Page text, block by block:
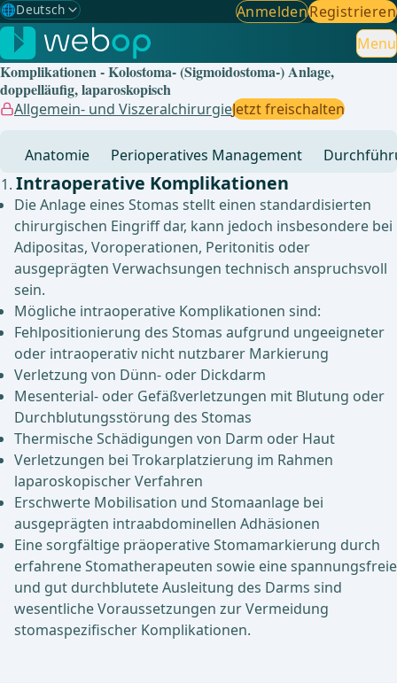
🌐Deutsch
Gewählte Sprache: Deutsch
🇩🇪 Deutsch ✓
🇬🇧English
🇪🇸Spanisch
🇧🇷Brasilianisch
AnmeldenRegistrieren
Menu
Komplikationen - Kolostoma- (Sigmoidostoma-) Anlage,
doppelläufig, laparoskopisch
Allgemein- und ViszeralchirurgieJetzt freischalten
Anatomie Perioperatives Management
Intraoperative Komplikationen
Die Anlage eines Stomas stellt einen standardisierten
chirurgischen Eingriff dar, kann jedoch insbesondere bei
Adipositas, Voroperationen, Peritonitis oder
ausgeprägten Verwachsungen technisch anspruchsvoll
sein.
Mögliche intraoperative Komplikationen sind:
Fehlpositionierung des Stomas aufgrund ungeeigneter
oder intraoperativ nicht nutzbarer Markierung
Verletzung von Dünn- oder Dickdarm
Mesenterial- oder Gefäßverletzungen mit Blutung oder
Durchblutungsstörung des Stomas
Thermische Schädigungen von Darm oder Haut
Verletzungen bei Trokarplatzierung im Rahmen
laparoskopischer Verfahren
Erschwerte Mobilisation und Stomaanlage bei
ausgeprägten intraabdominellen Adhäsionen
Eine sorgfältige präoperative Stomamarkierung durch
erfahrene Stomatherapeuten sowie eine spannungsfreie
und gut durchblutete Ausleitung des Darms sind
wesentliche Voraussetzungen zur Vermeidung
stomaspezifischer Komplikationen.